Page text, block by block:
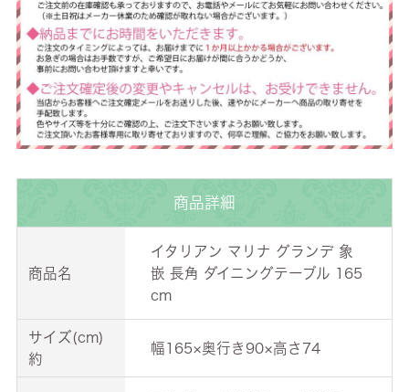
商品詳細
商品名
イタリアン マリナ グランデ 象
嵌 長角 ダイニングテーブル 165
cm
サイズ(cm)
約
幅165×奥行き90×高さ74